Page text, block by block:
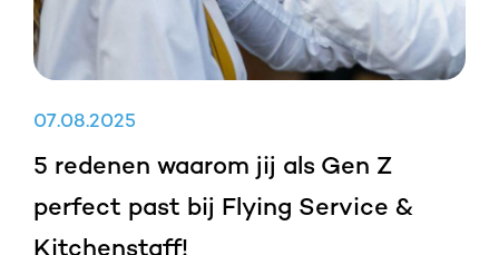
07.08.2025
5 redenen waarom jij als Gen Z
perfect past bij Flying Service &